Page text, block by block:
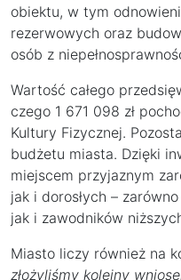
obiektu, w tym
rezerwowych oraz
osób z
Wartość całego
czego 1 671 098 zł
Kultury Fizycznej.
budżetu miasta. Dzięki
miejscem przyjaznym
jak i dorosłych –
jak i zawodników
Miasto liczy również na
złożyliśmy kolejny